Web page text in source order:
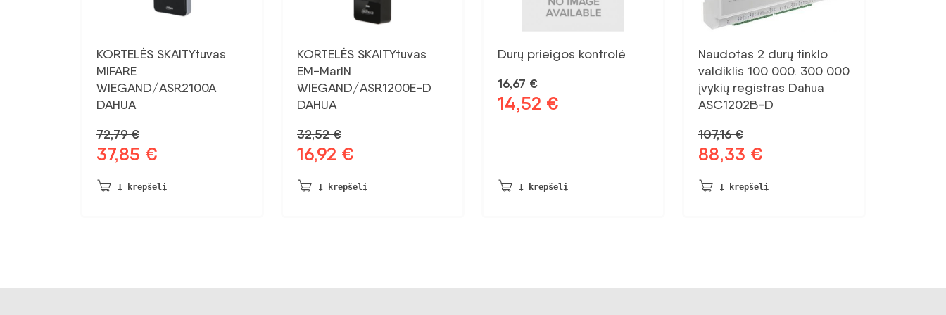
KORTELĖS SKAITYtuvas
MIFARE
WIEGAND/ASR2100A
DAHUA
72,79€
Pradinė
buvo:
37,85 €
37,85 €.
Į krepšelį
KORTELĖS SKAITYtuvas
EM-MarIN
WIEGAND/ASR1200E-D
DAHUA
32,52€
Pradinė
buvo:
16,92 €
16,92 €.
Į krepšelį
Durų prieigos kontrolė
16,67€
Pradinė
14,52 €
Į krepšelį
Naudotas 2 durų tinklo
valdiklis 100 000. 300 000
įvykių registras Dahua
ASC1202B-D
107,16€
Pradinė
buvo:
88,33 €
88,33 €.
Į krepšelį